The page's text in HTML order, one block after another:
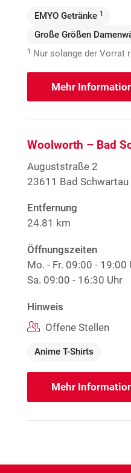
EMYO Getränke 1
Große Größen
1 Nur solange der Vorrat
Mehr
Woolworth – Bad
Auguststraße 2
23611 Bad Schwartau
Entfernung
24.81 km
Öffnungszeiten
Mo. - Fr. 09:00 - 19:00
Sa. 09:00 - 16:30 Uhr
Hinweis
Offene Stellen
Anime T-Shirts
Mehr